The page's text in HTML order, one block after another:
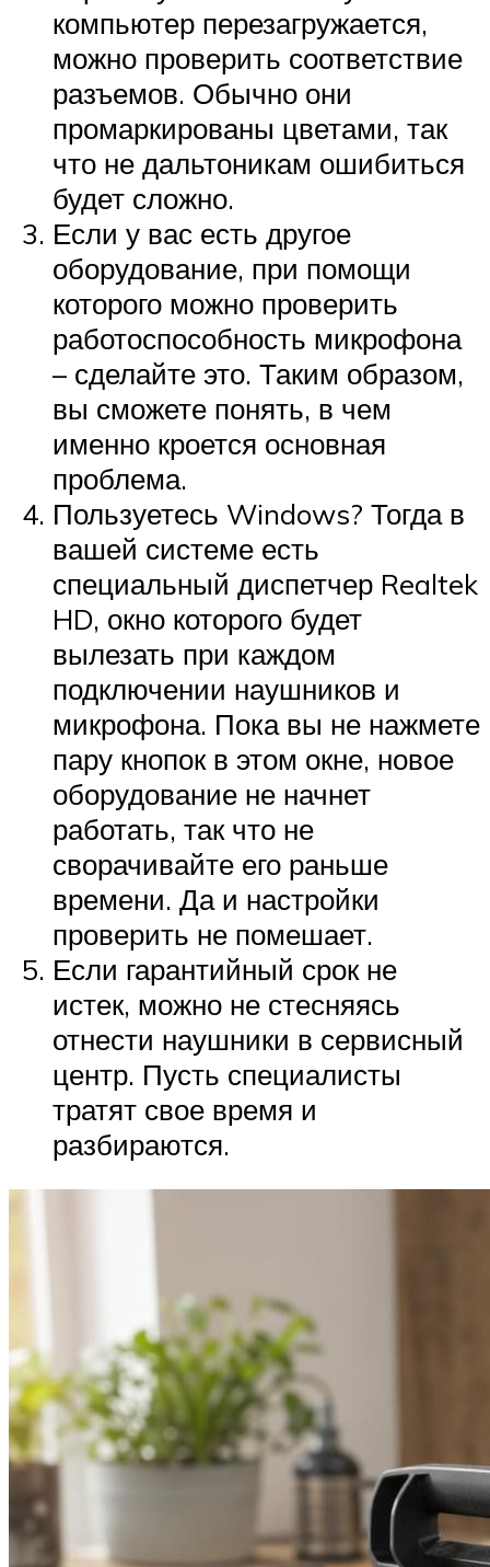
компьютер перезагружается,
можно проверить соответствие
разъемов. Обычно они
промаркированы цветами, так
что не дальтоникам ошибиться
будет сложно.
Если у вас есть другое
оборудование, при помощи
которого можно проверить
работоспособность микрофона
– сделайте это. Таким образом,
вы сможете понять, в чем
именно кроется основная
проблема.
Пользуетесь Windows? Тогда в
вашей системе есть
специальный диспетчер Realtek
HD, окно которого будет
вылезать при каждом
подключении наушников и
микрофона. Пока вы не нажмете
пару кнопок в этом окне, новое
оборудование не начнет
работать, так что не
сворачивайте его раньше
времени. Да и настройки
проверить не помешает.
Если гарантийный срок не
истек, можно не стесняясь
отнести наушники в сервисный
центр. Пусть специалисты
тратят свое время и
разбираются.